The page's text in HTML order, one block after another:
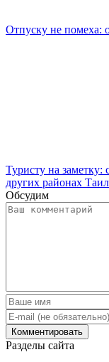
Отпуску не помеха:
Туристу на заметку:
других районах
Обсудим
Разделы сайта